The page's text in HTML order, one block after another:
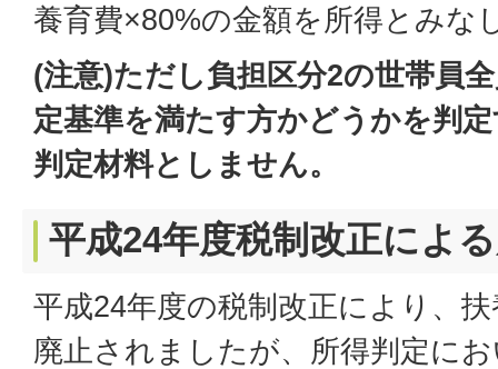
養育費×80%の金額を所得とみな
(注意)ただし負担区分2の世帯員
定基準を満たす方かどうかを判
判定材料としません。
平成24年度税制改正によ
平成24年度の税制改正により、
廃止されましたが、所得判定に